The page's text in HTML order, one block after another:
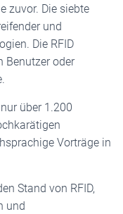
zuvor. Die siebte
und
Die RFID
Benutzer oder
über 1.200
Vorträge in
Stand von RFID,
und